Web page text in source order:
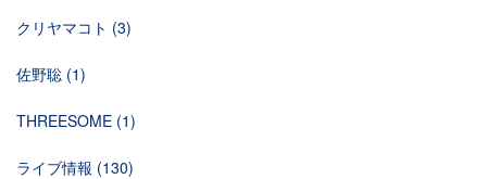
クリヤマコト (3)
佐野聡 (1)
THREESOME (1)
ライブ情報 (130)